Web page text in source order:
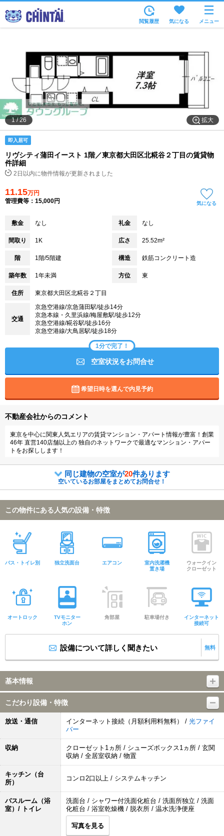
住所から
通勤通学時間から
物件特集から
閲覧履歴 気になる メニュー
拡大
1/26
即入居可
リヴシティ蒲田イースト 1階／東京都大田区北糀谷２丁目の賃貸物
件詳細
2日以内に物件情報が更新されました
11.15万円
管理費等：15,000円
気になる
敷金 なし 礼金 なし
間取り 1K 広さ 25.52m²
階 1階/5階建 構造 鉄筋コンクリート造
築年数 1年未満 方位 東
住所 東京都大田区北糀谷２丁目
交通
京急空港線/京急蒲田駅/徒歩14分
京急本線・久里浜線/梅屋敷駅/徒歩12分
京急空港線/糀谷駅/徒歩16分
京急空港線/大鳥居駅/徒歩18分
1分で完了！
空室状況をお問合せ
希望日時を選んで内見予約
不動産会社からのコメント
東京を中心に関東人気エリアの賃貸マンション・アパート情報が豊富！創業
46年 直営140店舗以上の 独自のネットワークで最適なマンション・アパー
トをお探しします！
同じ建物の空室が20件あります
空いているお部屋をまとめてお問合せ！
この物件にある人気の設備・特徴
バス・トイレ別 独立洗面台 エアコン
室内洗濯機
置き場
ウォークイン
クローゼット
オートロック
TVモニター
ホン
角部屋 駐車場付き
インターネット
接続可
設備について詳しく聞きたい 無料
基本情報
こだわり設備・特徴
放送・通信 インターネット接続（月額利用料無料） / 光ファイ
バー
収納
クローゼット1ヵ所 / シューズボックス1ヵ所 / 玄関
収納 / 全居室収納 / 物置
キッチン（台
所）
コンロ2口以上 / システムキッチン
バスルーム（浴
室）/ トイレ
洗面台 / シャワー付洗面化粧台 / 洗面所独立 / 洗面
化粧台 / 浴室乾燥機 / 脱衣所 / 温水洗浄便座
写真を見る